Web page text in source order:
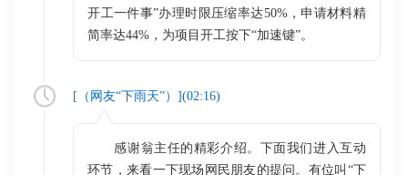
开工一件事”办理时限压缩率达50%，申请材料精
简率达44%，为项目开工按下“加速键”。
[（ 网友“下雨天”）](02:16)
感谢翁主任的精彩介绍。下面我们进入互动
环节，来看一下现场网民朋友的提问。有位叫“下